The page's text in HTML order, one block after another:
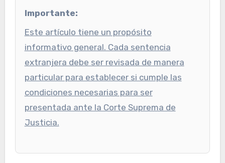
Importante:
Este artículo tiene un propósito
informativo general. Cada sentencia
extranjera debe ser revisada de manera
particular para establecer si cumple las
condiciones necesarias para ser
presentada ante la Corte Suprema de
Justicia.